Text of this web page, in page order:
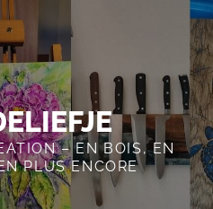
– EN BOIS, EN
PLUS ENCORE